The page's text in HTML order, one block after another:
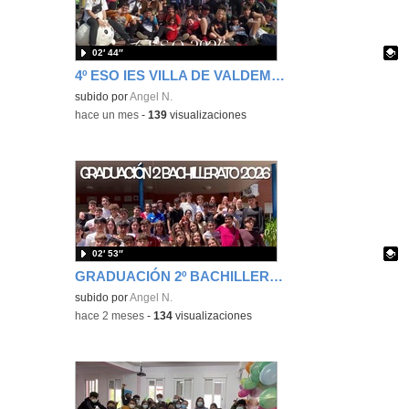
4º ESO IES VILLA DE VALDEMORO CURSO 2025-2026
Contenido educativo.
subido porAngel N.
02′ 44″
-hace un mes -139 visualizaciones
GRADUACIÓN 2º BACHILLERATO IES VILLA DE VALDEMORO CURSO 2025-2026
Contenido educativo.
subido porAngel N.
02′ 53″
-hace 2 meses -134 visualizaciones